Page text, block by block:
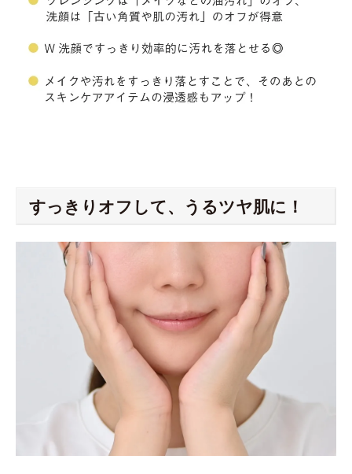
すっきりオフして、うるツヤ肌に！